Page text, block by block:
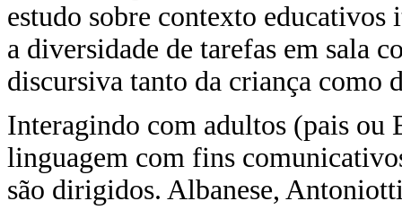
estudo sobre contexto
a diversidade de tarefas em sala
discursiva tanto da criança como
Interagindo com adultos (pais ou
linguagem com fins
são dirigidos. Albanese,